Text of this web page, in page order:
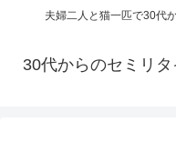
夫婦二人と猫一匹で30代
30代からのセミリ